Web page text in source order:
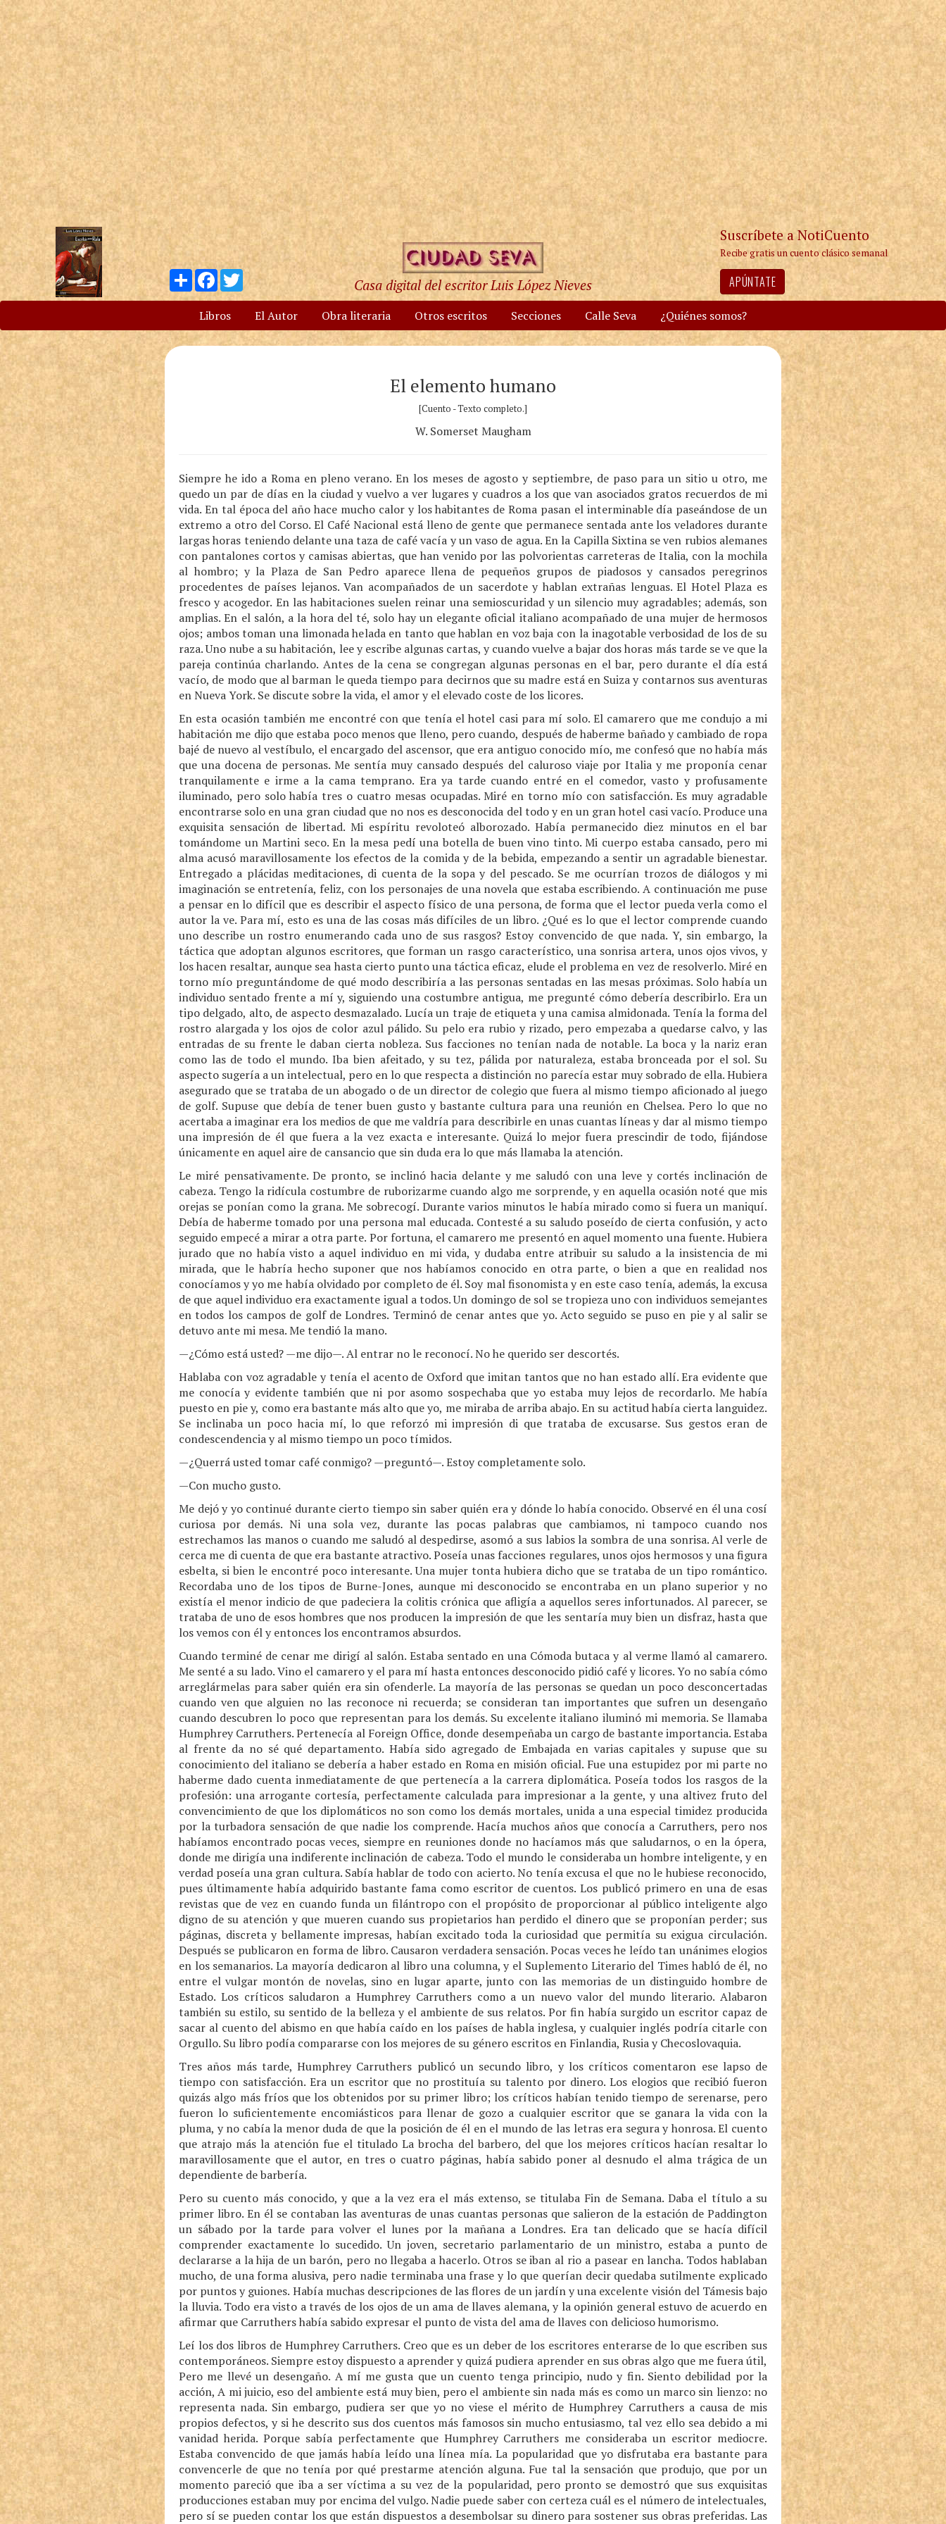
Compartir
Facebook
Twitter
Casa digital del escritor Luis López Nieves
Suscríbete a NotiCuento
Recibe gratis un cuento clásico semanal
APÚNTATE
Libros El Autor Obra literaria Otros escritos Secciones Calle Seva ¿Quiénes somos?
El elemento humano
[Cuento - Texto completo.]
W. Somerset Maugham
Siempre he ido a Roma en pleno verano. En los meses de agosto y septiembre, de paso para un sitio u otro, me
quedo un par de días en la ciudad y vuelvo a ver lugares y cuadros a los que van asociados gratos recuerdos de mi
vida. En tal época del año hace mucho calor y los habitantes de Roma pasan el interminable día paseándose de un
extremo a otro del Corso. El Café Nacional está lleno de gente que permanece sentada ante los veladores durante
largas horas teniendo delante una taza de café vacía y un vaso de agua. En la Capilla Sixtina se ven rubios alemanes
con pantalones cortos y camisas abiertas, que han venido por las polvorientas carreteras de Italia, con la mochila
al hombro; y la Plaza de San Pedro aparece llena de pequeños grupos de piadosos y cansados peregrinos
procedentes de países lejanos. Van acompañados de un sacerdote y hablan extrañas lenguas. El Hotel Plaza es
fresco y acogedor. En las habitaciones suelen reinar una semioscuridad y un silencio muy agradables; además, son
amplias. En el salón, a la hora del té, solo hay un elegante oficial italiano acompañado de una mujer de hermosos
ojos; ambos toman una limonada helada en tanto que hablan en voz baja con la inagotable verbosidad de los de su
raza. Uno nube a su habitación, lee y escribe algunas cartas, y cuando vuelve a bajar dos horas más tarde se ve que la
pareja continúa charlando. Antes de la cena se congregan algunas personas en el bar, pero durante el día está
vacío, de modo que al barman le queda tiempo para decirnos que su madre está en Suiza y contarnos sus aventuras
en Nueva York. Se discute sobre la vida, el amor y el elevado coste de los licores.
En esta ocasión también me encontré con que tenía el hotel casi para mí solo. El camarero que me condujo a mi
habitación me dijo que estaba poco menos que lleno, pero cuando, después de haberme bañado y cambiado de ropa
bajé de nuevo al vestíbulo, el encargado del ascensor, que era antiguo conocido mío, me confesó que no había más
que una docena de personas. Me sentía muy cansado después del caluroso viaje por Italia y me proponía cenar
tranquilamente e irme a la cama temprano. Era ya tarde cuando entré en el comedor, vasto y profusamente
iluminado, pero solo había tres o cuatro mesas ocupadas. Miré en torno mío con satisfacción. Es muy agradable
encontrarse solo en una gran ciudad que no nos es desconocida del todo y en un gran hotel casi vacío. Produce una
exquisita sensación de libertad. Mi espíritu revoloteó alborozado. Había permanecido diez minutos en el bar
tomándome un Martini seco. En la mesa pedí una botella de buen vino tinto. Mi cuerpo estaba cansado, pero mi
alma acusó maravillosamente los efectos de la comida y de la bebida, empezando a sentir un agradable bienestar.
Entregado a plácidas meditaciones, di cuenta de la sopa y del pescado. Se me ocurrían trozos de diálogos y mi
imaginación se entretenía, feliz, con los personajes de una novela que estaba escribiendo. A continuación me puse
a pensar en lo difícil que es describir el aspecto físico de una persona, de forma que el lector pueda verla como el
autor la ve. Para mí, esto es una de las cosas más difíciles de un libro. ¿Qué es lo que el lector comprende cuando
uno describe un rostro enumerando cada uno de sus rasgos? Estoy convencido de que nada. Y, sin embargo, la
táctica que adoptan algunos escritores, que forman un rasgo característico, una sonrisa artera, unos ojos vivos, y
los hacen resaltar, aunque sea hasta cierto punto una táctica eficaz, elude el problema en vez de resolverlo. Miré en
torno mío preguntándome de qué modo describiría a las personas sentadas en las mesas próximas. Solo había un
individuo sentado frente a mí y, siguiendo una costumbre antigua, me pregunté cómo debería describirlo. Era un
tipo delgado, alto, de aspecto desmazalado. Lucía un traje de etiqueta y una camisa almidonada. Tenía la forma del
rostro alargada y los ojos de color azul pálido. Su pelo era rubio y rizado, pero empezaba a quedarse calvo, y las
entradas de su frente le daban cierta nobleza. Sus facciones no tenían nada de notable. La boca y la nariz eran
como las de todo el mundo. Iba bien afeitado, y su tez, pálida por naturaleza, estaba bronceada por el sol. Su
aspecto sugería a un intelectual, pero en lo que respecta a distinción no parecía estar muy sobrado de ella. Hubiera
asegurado que se trataba de un abogado o de un director de colegio que fuera al mismo tiempo aficionado al juego
de golf. Supuse que debía de tener buen gusto y bastante cultura para una reunión en Chelsea. Pero lo que no
acertaba a imaginar era los medios de que me valdría para describirle en unas cuantas líneas y dar al mismo tiempo
una impresión de él que fuera a la vez exacta e interesante. Quizá lo mejor fuera prescindir de todo, fijándose
únicamente en aquel aire de cansancio que sin duda era lo que más llamaba la atención.
Le miré pensativamente. De pronto, se inclinó hacia delante y me saludó con una leve y cortés inclinación de
cabeza. Tengo la ridícula costumbre de ruborizarme cuando algo me sorprende, y en aquella ocasión noté que mis
orejas se ponían como la grana. Me sobrecogí. Durante varios minutos le había mirado como si fuera un maniquí.
Debía de haberme tomado por una persona mal educada. Contesté a su saludo poseído de cierta confusión, y acto
seguido empecé a mirar a otra parte. Por fortuna, el camarero me presentó en aquel momento una fuente. Hubiera
jurado que no había visto a aquel individuo en mi vida, y dudaba entre atribuir su saludo a la insistencia de mi
mirada, que le habría hecho suponer que nos habíamos conocido en otra parte, o bien a que en realidad nos
conocíamos y yo me había olvidado por completo de él. Soy mal fisonomista y en este caso tenía, además, la excusa
de que aquel individuo era exactamente igual a todos. Un domingo de sol se tropieza uno con individuos semejantes
en todos los campos de golf de Londres. Terminó de cenar antes que yo. Acto seguido se puso en pie y al salir se
detuvo ante mi mesa. Me tendió la mano.
—¿Cómo está usted? —me dijo—. Al entrar no le reconocí. No he querido ser descortés.
Hablaba con voz agradable y tenía el acento de Oxford que imitan tantos que no han estado allí. Era evidente que
me conocía y evidente también que ni por asomo sospechaba que yo estaba muy lejos de recordarlo. Me había
puesto en pie y, como era bastante más alto que yo, me miraba de arriba abajo. En su actitud había cierta languidez.
Se inclinaba un poco hacia mí, lo que reforzó mi impresión di que trataba de excusarse. Sus gestos eran de
condescendencia y al mismo tiempo un poco tímidos.
—¿Querrá usted tomar café conmigo? —preguntó—. Estoy completamente solo.
—Con mucho gusto.
Me dejó y yo continué durante cierto tiempo sin saber quién era y dónde lo había conocido. Observé en él una cosí
curiosa por demás. Ni una sola vez, durante las pocas palabras que cambiamos, ni tampoco cuando nos
estrechamos las manos o cuando me saludó al despedirse, asomó a sus labios la sombra de una sonrisa. Al verle de
cerca me di cuenta de que era bastante atractivo. Poseía unas facciones regulares, unos ojos hermosos y una figura
esbelta, si bien le encontré poco interesante. Una mujer tonta hubiera dicho que se trataba de un tipo romántico.
Recordaba uno de los tipos de Burne-Jones, aunque mi desconocido se encontraba en un plano superior y no
existía el menor indicio de que padeciera la colitis crónica que afligía a aquellos seres infortunados. Al parecer, se
trataba de uno de esos hombres que nos producen la impresión de que les sentaría muy bien un disfraz, hasta que
los vemos con él y entonces los encontramos absurdos.
Cuando terminé de cenar me dirigí al salón. Estaba sentado en una Cómoda butaca y al verme llamó al camarero.
Me senté a su lado. Vino el camarero y el para mí hasta entonces desconocido pidió café y licores. Yo no sabía cómo
arreglármelas para saber quién era sin ofenderle. La mayoría de las personas se quedan un poco desconcertadas
cuando ven que alguien no las reconoce ni recuerda; se consideran tan importantes que sufren un desengaño
cuando descubren lo poco que representan para los demás. Su excelente italiano iluminó mi memoria. Se llamaba
Humphrey Carruthers. Pertenecía al Foreign Office, donde desempeñaba un cargo de bastante importancia. Estaba
al frente da no sé qué departamento. Había sido agregado de Embajada en varias capitales y supuse que su
conocimiento del italiano se debería a haber estado en Roma en misión oficial. Fue una estupidez por mi parte no
haberme dado cuenta inmediatamente de que pertenecía a la carrera diplomática. Poseía todos los rasgos de la
profesión: una arrogante cortesía, perfectamente calculada para impresionar a la gente, y una altivez fruto del
convencimiento de que los diplomáticos no son como los demás mortales, unida a una especial timidez producida
por la turbadora sensación de que nadie los comprende. Hacía muchos años que conocía a Carruthers, pero nos
habíamos encontrado pocas veces, siempre en reuniones donde no hacíamos más que saludarnos, o en la ópera,
donde me dirigía una indiferente inclinación de cabeza. Todo el mundo le consideraba un hombre inteligente, y en
verdad poseía una gran cultura. Sabía hablar de todo con acierto. No tenía excusa el que no le hubiese reconocido,
pues últimamente había adquirido bastante fama como escritor de cuentos. Los publicó primero en una de esas
revistas que de vez en cuando funda un filántropo con el propósito de proporcionar al público inteligente algo
digno de su atención y que mueren cuando sus propietarios han perdido el dinero que se proponían perder; sus
páginas, discreta y bellamente impresas, habían excitado toda la curiosidad que permitía su exigua circulación.
Después se publicaron en forma de libro. Causaron verdadera sensación. Pocas veces he leído tan unánimes elogios
en los semanarios. La mayoría dedicaron al libro una columna, y el Suplemento Literario del Times habló de él, no
entre el vulgar montón de novelas, sino en lugar aparte, junto con las memorias de un distinguido hombre de
Estado. Los críticos saludaron a Humphrey Carruthers como a un nuevo valor del mundo literario. Alabaron
también su estilo, su sentido de la belleza y el ambiente de sus relatos. Por fin había surgido un escritor capaz de
sacar al cuento del abismo en que había caído en los países de habla inglesa, y cualquier inglés podría citarle con
Orgullo. Su libro podía compararse con los mejores de su género escritos en Finlandia, Rusia y Checoslovaquia.
Tres años más tarde, Humphrey Carruthers publicó un secundo libro, y los críticos comentaron ese lapso de
tiempo con satisfacción. Era un escritor que no prostituía su talento por dinero. Los elogios que recibió fueron
quizás algo más fríos que los obtenidos por su primer libro; los críticos habían tenido tiempo de serenarse, pero
fueron lo suficientemente encomiásticos para llenar de gozo a cualquier escritor que se ganara la vida con la
pluma, y no cabía la menor duda de que la posición de él en el mundo de las letras era segura y honrosa. El cuento
que atrajo más la atención fue el titulado La brocha del barbero, del que los mejores críticos hacían resaltar lo
maravillosamente que el autor, en tres o cuatro páginas, había sabido poner al desnudo el alma trágica de un
dependiente de barbería.
Pero su cuento más conocido, y que a la vez era el más extenso, se titulaba Fin de Semana. Daba el título a su
primer libro. En él se contaban las aventuras de unas cuantas personas que salieron de la estación de Paddington
un sábado por la tarde para volver el lunes por la mañana a Londres. Era tan delicado que se hacía difícil
comprender exactamente lo sucedido. Un joven, secretario parlamentario de un ministro, estaba a punto de
declararse a la hija de un barón, pero no llegaba a hacerlo. Otros se iban al rio a pasear en lancha. Todos hablaban
mucho, de una forma alusiva, pero nadie terminaba una frase y lo que querían decir quedaba sutilmente explicado
por puntos y guiones. Había muchas descripciones de las flores de un jardín y una excelente visión del Támesis bajo
la lluvia. Todo era visto a través de los ojos de un ama de llaves alemana, y la opinión general estuvo de acuerdo en
afirmar que Carruthers había sabido expresar el punto de vista del ama de llaves con delicioso humorismo.
Leí los dos libros de Humphrey Carruthers. Creo que es un deber de los escritores enterarse de lo que escriben sus
contemporáneos. Siempre estoy dispuesto a aprender y quizá pudiera aprender en sus obras algo que me fuera útil,
Pero me llevé un desengaño. A mí me gusta que un cuento tenga principio, nudo y fin. Siento debilidad por la
acción, A mi juicio, eso del ambiente está muy bien, pero el ambiente sin nada más es como un marco sin lienzo: no
representa nada. Sin embargo, pudiera ser que yo no viese el mérito de Humphrey Carruthers a causa de mis
propios defectos, y si he descrito sus dos cuentos más famosos sin mucho entusiasmo, tal vez ello sea debido a mi
vanidad herida. Porque sabía perfectamente que Humphrey Carruthers me consideraba un escritor mediocre.
Estaba convencido de que jamás había leído una línea mía. La popularidad que yo disfrutaba era bastante para
convencerle de que no tenía por qué prestarme atención alguna. Fue tal la sensación que produjo, que por un
momento pareció que iba a ser víctima a su vez de la popularidad, pero pronto se demostró que sus exquisitas
producciones estaban muy por encima del vulgo. Nadie puede saber con certeza cuál es el número de intelectuales,
pero sí se pueden contar los que están dispuestos a desembolsar su dinero para sostener sus obras preferidas. Las